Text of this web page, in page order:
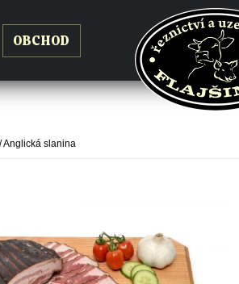
OBCHOD
/ Anglická slanina